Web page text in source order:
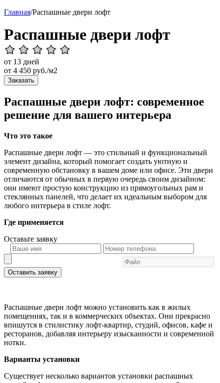
Главная/Распашные двери лофт
Распашные двери лофт
от 13 дней
от 4 450 руб./м2
Заказать
Распашные двери лофт: современное
решение для вашего интерьера
Что это такое
Распашные двери лофт — это стильный и функциональный
элемент дизайна, который помогает создать уютную и
современную обстановку в вашем доме или офисе. Эти двери
отличаются от обычных в первую очередь своим дизайном:
они имеют простую конструкцию из прямоугольных рам и
стеклянных панелей, что делает их идеальным выбором для
любого интерьера в стиле лофт.
Где применяется
Оставьте заявку
Оставить заявку
Распашные двери лофт можно установить как в жилых
помещениях, так и в коммерческих объектах. Они прекрасно
впишутся в стилистику лофт-квартир, студий, офисов, кафе и
ресторанов, добавляя интерьеру изысканности и современной
нотки.
Варианты установки
Существует несколько вариантов установки распашных